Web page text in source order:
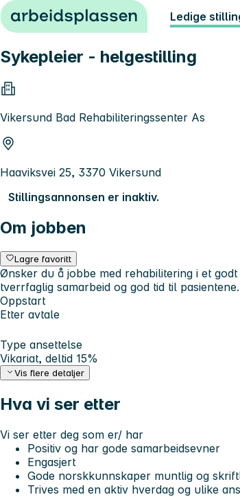
Hopp til innhold Ledige
Sykepleier - helgestilling
Vikersund Bad Rehabiliteringssenter As
Haaviksvei 25, 3370 Vikersund
Stillingsannonsen er inaktiv.
Om jobben
Lagre favoritt
Ønsker du å jobbe med rehabilitering i et
tverrfaglig samarbeid og god tid til
Oppstart
Etter avtale
Type ansettelse
Vikariat, deltid 15%
Vis flere detaljer
Hva vi ser etter
Vi ser etter deg som er/ har
Positiv og har gode samarbeidsevner
Engasjert
Gode norskkunnskaper muntlig og
Trives med en aktiv hverdag og ulike